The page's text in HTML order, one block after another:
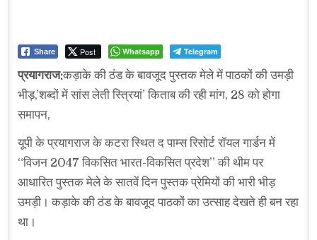
Share Post Whatsapp Telegram
प्रयागराज:कड़ाके की ठंड के बावजूद पुस्तक मेले में पाठकों की उमड़ी
भीड़,’शब्दों में सांस लेती स्त्रियां’ किताब की रही मांग, 28 को होगा
समापन,
यूपी के प्रयागराज के कटरा स्थित द पाम्स रिसोर्ट रॉयल गार्डन में
“विजन 2047 विकसित भारत-विकसित प्रदेश” की थीम पर
आधारित पुस्तक मेले के सातवें दिन पुस्तक प्रेमियों की भारी भीड़
उमड़ी। कड़ाके की ठंड के बावजूद पाठकों का उत्साह देखते ही बन रहा
था।